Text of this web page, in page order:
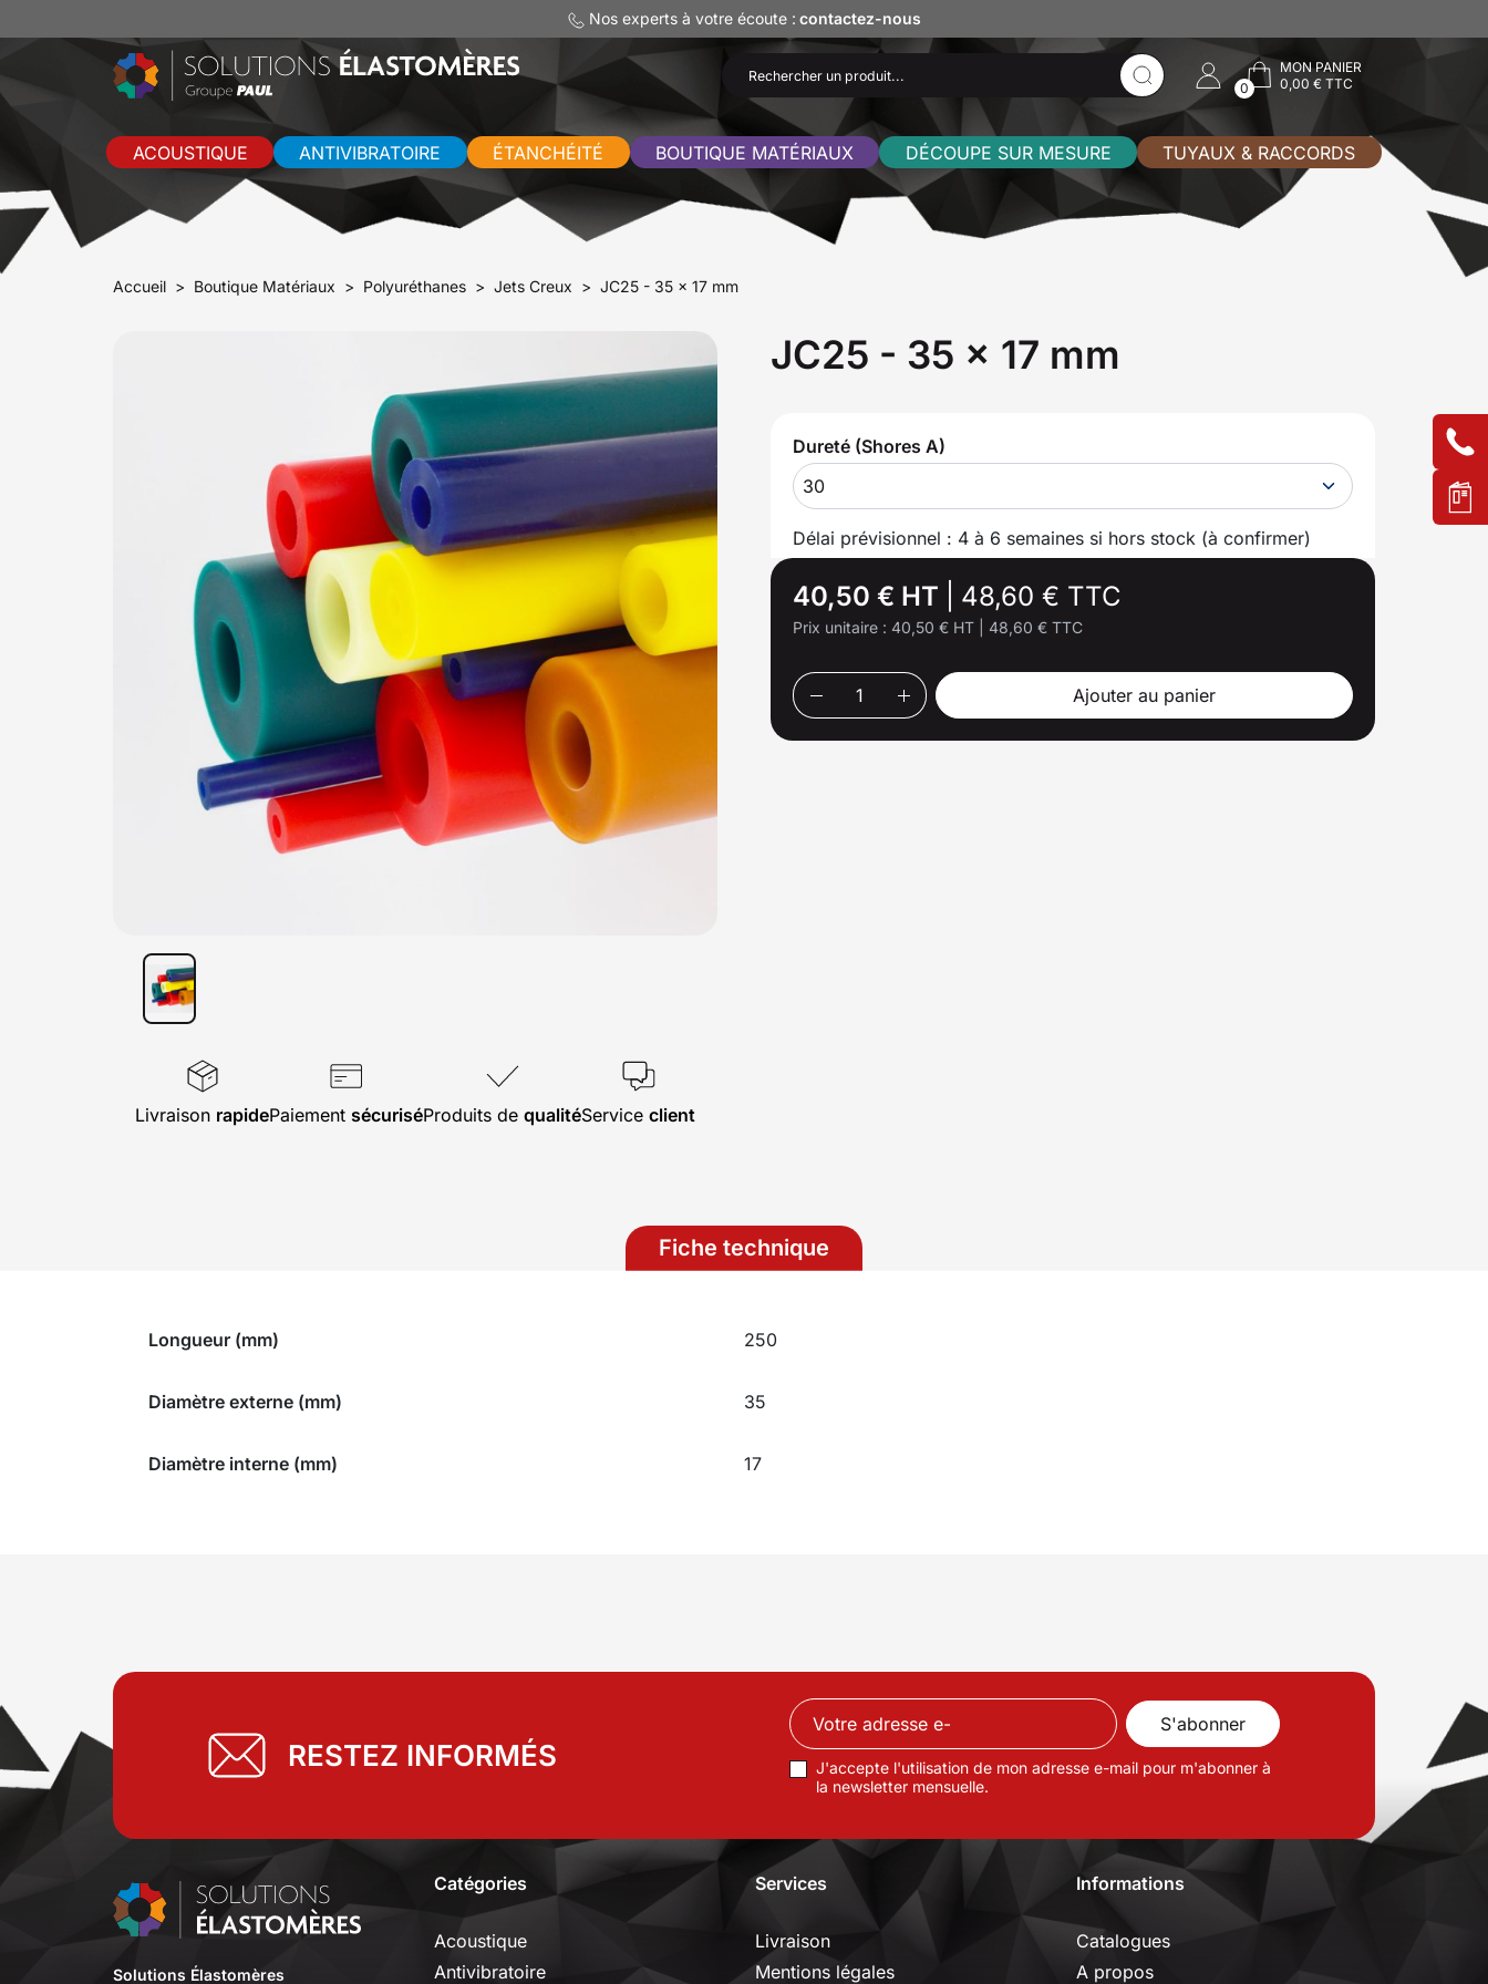
Nos experts à votre écoute : contactez-nous
0
MON PANIER
0,00 € TTC
ACOUSTIQUE ANTIVIBRATOIRE ÉTANCHÉITÉ BOUTIQUE MATÉRIAUX DÉCOUPE SUR MESURE TUYAUX & RACCORDS
Accueil Boutique Matériaux Polyuréthanes Jets Creux JC25 - 35 x 17 mm
Livraison rapidePaiement sécuriséProduits de qualitéService client
JC25 - 35 x 17 mm
Dureté (Shores A)
30
Délai prévisionnel : 4 à 6 semaines si hors stock (à confirmer)
40,50 € HT 48,60 € TTC
Prix unitaire : 40,50 € HT 48,60 € TTC
Ajouter au panier
Fiche technique
Longueur (mm) 250
Diamètre externe (mm) 35
Diamètre interne (mm) 17
RESTEZ INFORMÉS
J'accepte l'utilisation de mon adresse e-mail pour m'abonner à
la newsletter mensuelle.
Solutions Élastomères
Catégories
Acoustique
Antivibratoire
Services
Livraison
Mentions légales
Informations
Catalogues
A propos